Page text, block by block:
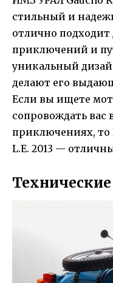
стильный и
отлично
приключений и
уникальный
делают его
Если вы ищете
сопровождать вас
приключениях, то
L.E. 2013 —